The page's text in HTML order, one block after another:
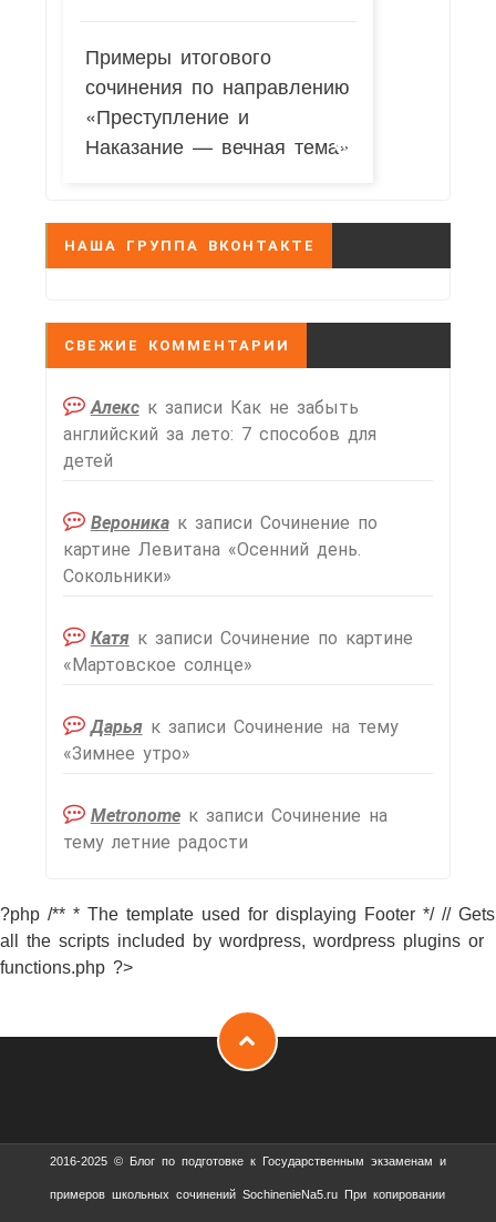
Примеры итогового
сочинения по направлению
«Преступление и
Наказание — вечная тема»
НАША ГРУППА ВКОНТАКТЕ
СВЕЖИЕ КОММЕНТАРИИ
Алекск записи Как не забыть
английский за лето: 7 способов для
детей
Вероникак записи Сочинение по
картине Левитана «Осенний день.
Сокольники»
Катяк записи Сочинение по картине
«Мартовское солнце»
Дарьяк записи Сочинение на тему
«Зимнее утро»
Metronomeк записи Сочинение на
тему летние радости
?php /** * The template used for displaying Footer */ // Gets
all the scripts included by wordpress, wordpress plugins or
functions.php ?>
2016-2025 © Блог по подготовке к Государственным экзаменам и
примеров школьных сочинений SochinenieNa5.ru При копировании